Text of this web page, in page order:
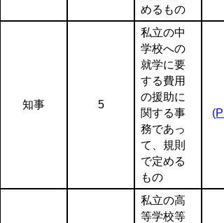
めるもの
知事 5
私立の中
学校への
就学に要
する費用
の援助に
関する事
務であっ
て、規則
で定める
もの
私立の高
等学校等